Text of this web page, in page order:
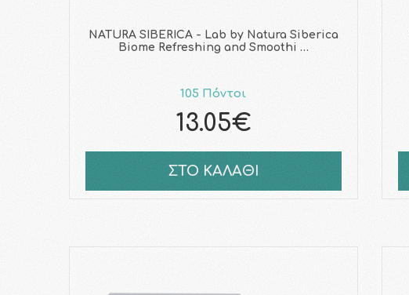
NATURA SIBERICA - Lab by Natura Siberica
Biome Refreshing and Smoothi …
105 Πόντοι
13.05€
ΣΤΟ ΚΑΛΑΘΙ